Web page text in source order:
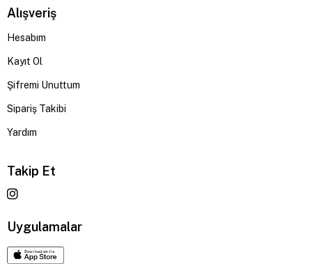
Alışveriş
Hesabım
Kayıt Ol
Şifremi Unuttum
Sipariş Takibi
Yardım
Takip Et
Uygulamalar